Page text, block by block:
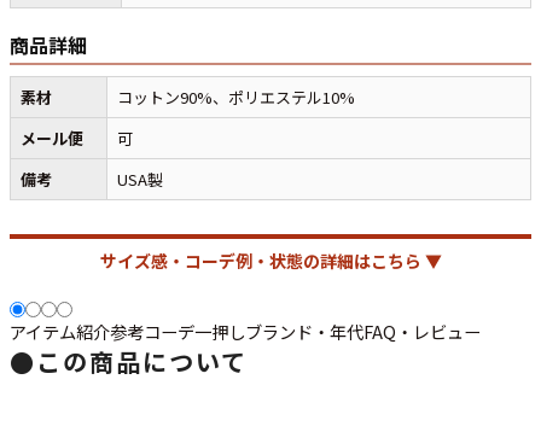
すべてのマニアックを見る
Search by Period
90年代 80年代 70年代
商品詳細
素材
コットン90%、ポリエステル10%
メール便
可
備考
USA製
サイズ感・コーデ例・状態の詳細はこちら ▼
アイテム紹介参考コーデ一押しブランド・年代FAQ・レビュー
● この商品について